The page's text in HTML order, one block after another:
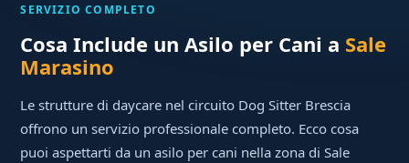
SERVIZIO COMPLETO
Cosa Include un Asilo per Cani a Sale
Marasino
Le strutture di daycare nel circuito Dog Sitter Brescia
offrono un servizio professionale completo. Ecco cosa
puoi aspettarti da un asilo per cani nella zona di Sale